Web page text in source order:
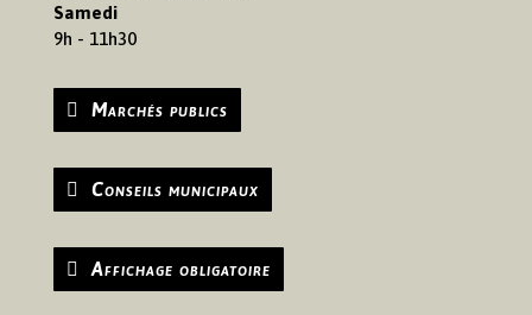
Samedi
9h - 11h30
Marchés publics
Conseils municipaux
Affichage obligatoire